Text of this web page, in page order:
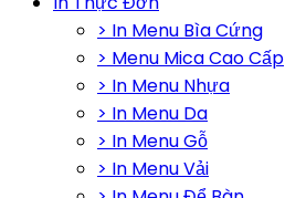
> In Menu Bìa Cứng
> Menu Mica Cao Cấp
> In Menu Nhựa
> In Menu Da
> In Menu Gỗ
> In Menu Vải